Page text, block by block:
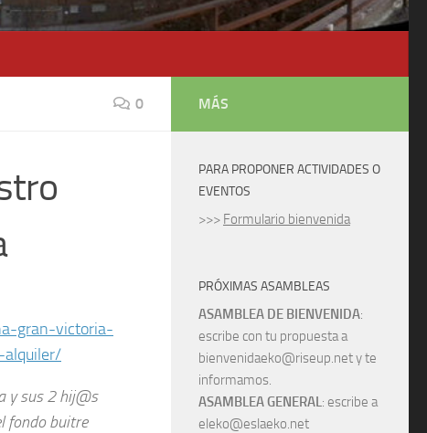
0
gran-victoria-
alquiler/
y sus 2 hij@s
fondo buitre
MÁS
PARA PROPONER ACTIVIDADES O
EVENTOS
>>> Formulario bienvenida
PRÓXIMAS ASAMBLEAS
ASAMBLEA DE BIENVENIDA:
escribe con tu propuesta a
bienvenidaeko@riseup.net y te
informamos.
ASAMBLEA GENERAL: escribe a
eleko@eslaeko.net